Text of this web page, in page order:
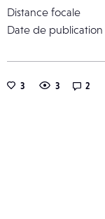
Distance focale
Date de publication
3 3 2